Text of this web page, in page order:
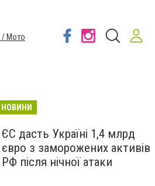
/ Мото
НОВИНИ
ЄС дасть Україні 1,4 млрд
євро з заморожених активів
РФ після нічної атаки